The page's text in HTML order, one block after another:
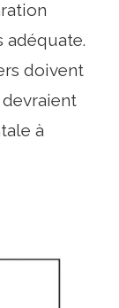
adéquate.
doivent
à